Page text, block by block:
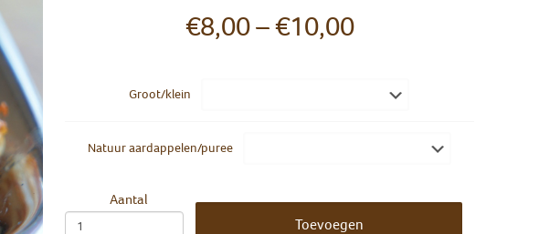
€8,00–€10,00
Groot/klein
Natuur aardappelen/puree
Aantal
Toevoegen